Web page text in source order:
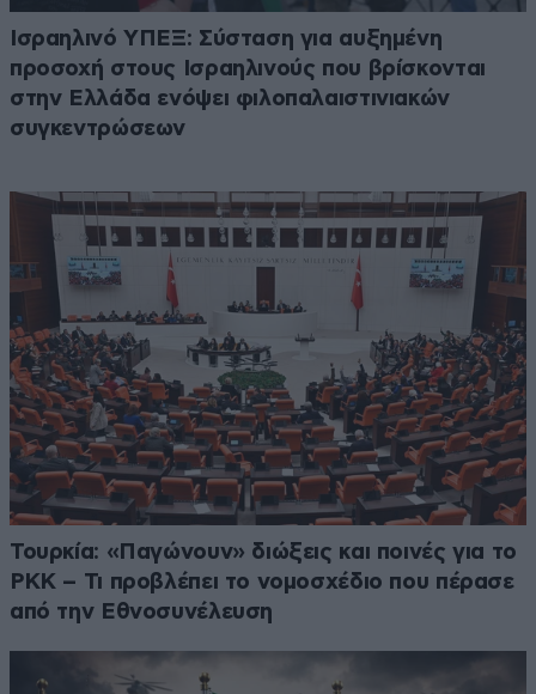
Ισραηλινό ΥΠΕΞ: Σύσταση για αυξημένη
προσοχή στους Ισραηλινούς που βρίσκονται
στην Ελλάδα ενόψει φιλοπαλαιστινιακών
συγκεντρώσεων
Τουρκία: «Παγώνουν» διώξεις και ποινές για το
PKK – Τι προβλέπει το νομοσχέδιο που πέρασε
από την Εθνοσυνέλευση